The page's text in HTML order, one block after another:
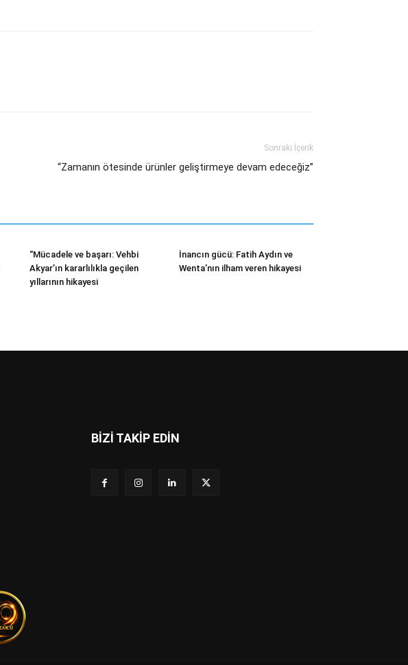
Sonraki İçerik
“Zamanın ötesinde ürünler geliştirmeye devam edeceğiz”
“Mücadele ve başarı: Vehbi
Akyar’ın kararlılıkla geçilen
yıllarının hikayesi
İnancın gücü: Fatih Aydın ve
Wenta’nın ilham veren hikayesi
BİZİ TAKİP EDİN